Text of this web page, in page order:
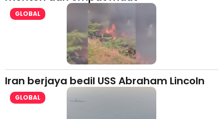
GLOBAL
Iran berjaya bedil USS Abraham Lincoln
GLOBAL